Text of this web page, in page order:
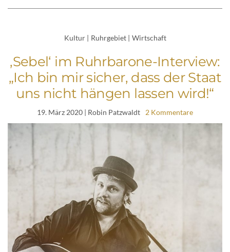
Kultur | Ruhrgebiet | Wirtschaft
‚Sebel‘ im Ruhrbarone-Interview:
„Ich bin mir sicher, dass der Staat
uns nicht hängen lassen wird!“
19. März 2020 | Robin Patzwaldt 2 Kommentare